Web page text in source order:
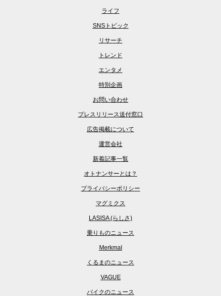
ライフ
SNSトピック
リサーチ
トレンド
エンタメ
特別企画
お問い合わせ
プレスリリース送付窓口
広告掲載について
運営会社
新着記事一覧
オトナンサーとは？
プライバシーポリシー
マグミクス
LASISA (らしさ)
乗りものニュース
Merkmal
くるまのニュース
VAGUE
バイクのニュース